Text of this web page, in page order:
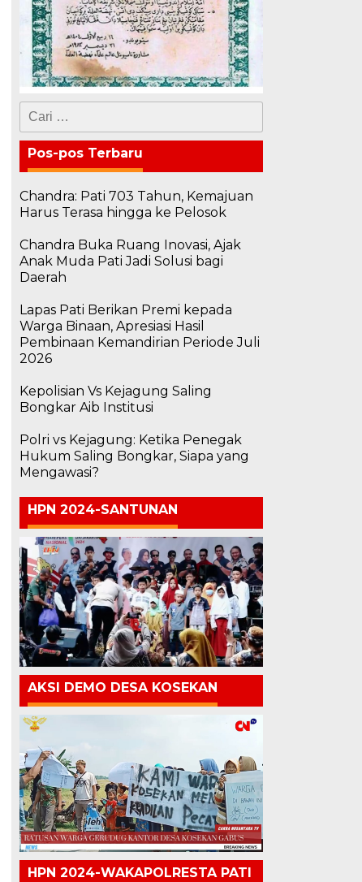
Cari
untuk:
Pos-pos Terbaru
Chandra: Pati 703 Tahun, Kemajuan
Harus Terasa hingga ke Pelosok
Chandra Buka Ruang Inovasi, Ajak
Anak Muda Pati Jadi Solusi bagi
Daerah
Lapas Pati Berikan Premi kepada
Warga Binaan, Apresiasi Hasil
Pembinaan Kemandirian Periode Juli
2026
Kepolisian Vs Kejagung Saling
Bongkar Aib Institusi
Polri vs Kejagung: Ketika Penegak
Hukum Saling Bongkar, Siapa yang
Mengawasi?
HPN 2024-SANTUNAN
AKSI DEMO DESA KOSEKAN
HPN 2024-WAKAPOLRESTA PATI